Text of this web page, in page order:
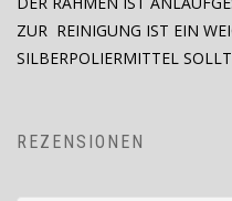
ZUR REINIGUNG IST EIN
SILBERPOLIERMITTEL
REZENSIONEN